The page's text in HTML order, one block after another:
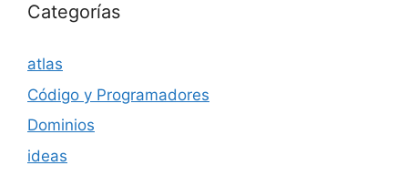
Categorías
atlas
Código y Programadores
Dominios
ideas